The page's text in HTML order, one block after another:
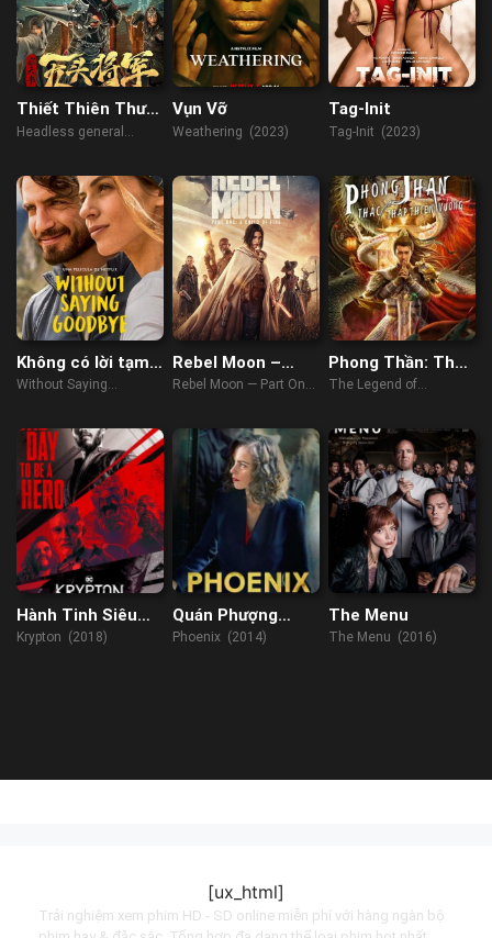
Thiết Thiên Thư:
Tướng Quân
Headless general
Vụn Vỡ
Weathering (2023)
Tag-Init
Tag-Init (2023)
Không có lời tạm
biệt
Without Saying
Rebel Moon –
Phần Một: Người
Rebel Moon — Part One:
Phong Thần: Thác
Tháp Thiên Vương
The Legend of
Hành Tinh Siêu
Nhân
Krypton (2018)
Quán Phượng
Hoàng
Phoenix (2014)
The Menu
The Menu (2016)